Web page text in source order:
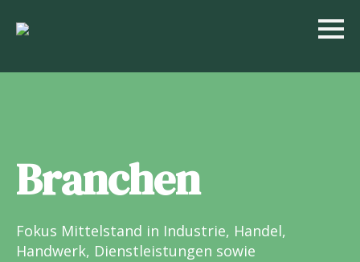
Branchen
Fokus Mittelstand in Industrie, Handel,
Handwerk, Dienstleistungen sowie